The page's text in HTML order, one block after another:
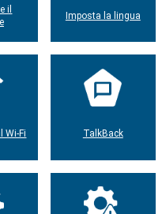
il
Imposta la lingua
Wi-Fi TalkBack